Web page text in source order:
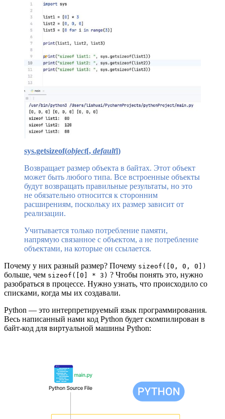
sys.getsizeof(object[, default])
Возвращает размер объекта в байтах. Этот объект
может быть любого типа. Все встроенные объекты
будут возвращать правильные результаты, но это
не обязательно относится к сторонним
расширениям, поскольку их размер зависит от
реализации.
Учитывается только потребление памяти,
напрямую связанное с объектом, а не потребление
объектами, на которые он ссылается.
Почему у них разный размер? Почему sizeof([0, 0, 0])
больше, чем sizeof([0] * 3) ? Чтобы понять это, нужно
разобраться в процессе. Нужно узнать, что происходило со
списками, когда мы их создавали.
Python — это интерпретируемый язык программирования.
Весь написанный нами код Python будет скомпилирован в
байт-код для виртуальной машины Python: